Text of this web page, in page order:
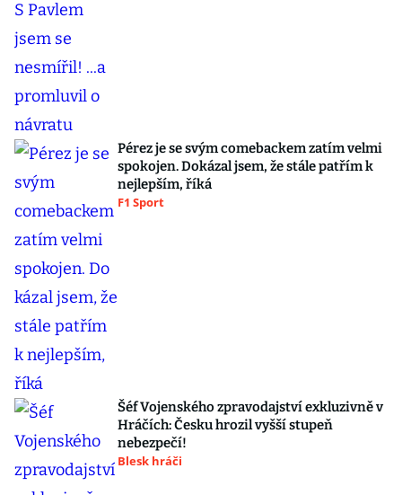
Pérez je se svým comebackem zatím velmi
spokojen. Dokázal jsem, že stále patřím k
nejlepším, říká
F1 Sport
Šéf Vojenského zpravodajství exkluzivně v
Hráčích: Česku hrozil vyšší stupeň
nebezpečí!
Blesk hráči